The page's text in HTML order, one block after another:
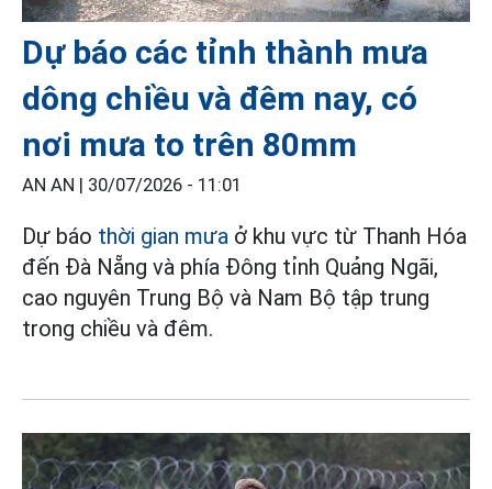
Dự báo các tỉnh thành mưa
dông chiều và đêm nay, có
nơi mưa to trên 80mm
AN AN | 30/07/2026 - 11:01
Dự báo thời gian mưa ở khu vực từ Thanh Hóa
đến Đà Nẵng và phía Đông tỉnh Quảng Ngãi,
cao nguyên Trung Bộ và Nam Bộ tập trung
trong chiều và đêm.